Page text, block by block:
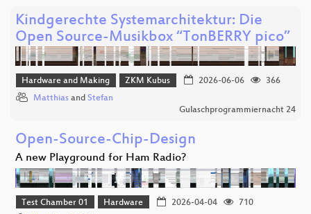
Kindgerechte Systemarchitektur: Die
Open Source-Musikbox “TonBERRY pico”
Hardware and Making ZKM Kubus 2026-06-06
366
Matthias and Stefan
Gulaschprogrammiernacht 24
Open-Source-Chip-Design
A new Playground for Ham Radio?
Test Chamber 01 Hardware 2026-04-04
710